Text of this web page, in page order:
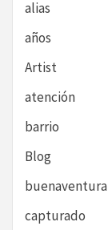
alias
años
Artist
atención
barrio
Blog
buenaventura
capturado